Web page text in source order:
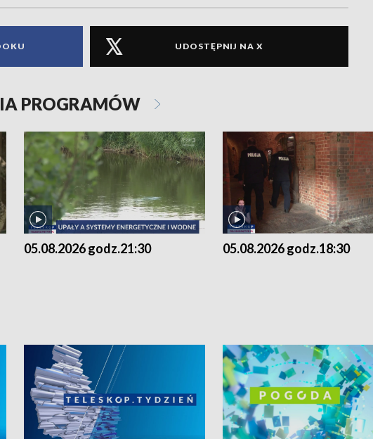
UDOSTĘPNIJ NA X
PROGRAMÓW
05.08.2026 godz.21:30 05.08.2026 godz.18:30